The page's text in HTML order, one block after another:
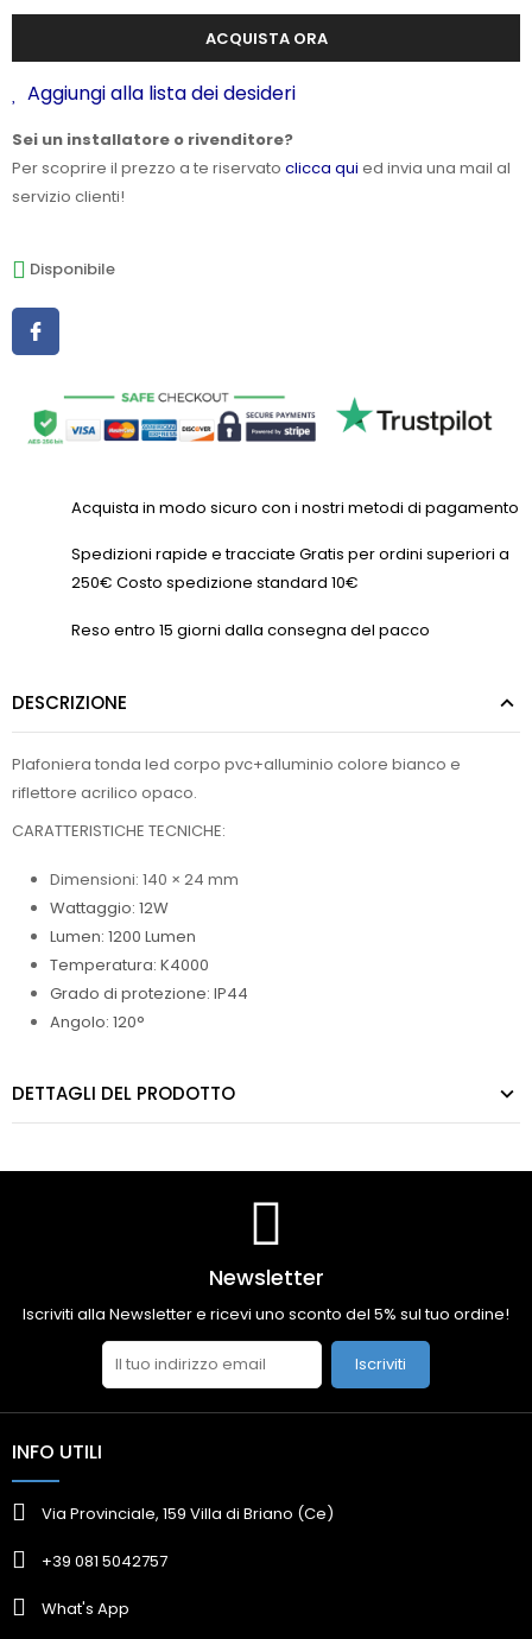
ACQUISTA ORA
Aggiungi alla lista dei desideri
Sei un installatore o rivenditore?
Per scoprire il prezzo a te riservato clicca qui ed invia una mail al
servizio clienti!
Disponibile
Acquista in modo sicuro con i nostri metodi di pagamento
Spedizioni rapide e tracciate Gratis per ordini superiori a
250€ Costo spedizione standard 10€
Reso entro 15 giorni dalla consegna del pacco
DESCRIZIONE
Plafoniera tonda led corpo pvc+alluminio colore bianco e
riflettore acrilico opaco.
CARATTERISTICHE TECNICHE:
Dimensioni: 140 × 24 mm
Wattaggio: 12W
Lumen: 1200 Lumen
Temperatura: K4000
Grado di protezione: IP44
Angolo: 120°
DETTAGLI DEL PRODOTTO
Newsletter
Iscriviti alla Newsletter e ricevi uno sconto del 5% sul tuo ordine!
Iscriviti
INFO UTILI
Via Provinciale, 159 Villa di Briano (Ce)
+39 081 5042757
What's App